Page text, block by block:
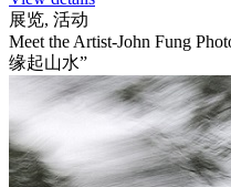
展览, 活动
Meet the Artist-John Fung
缘起山水”